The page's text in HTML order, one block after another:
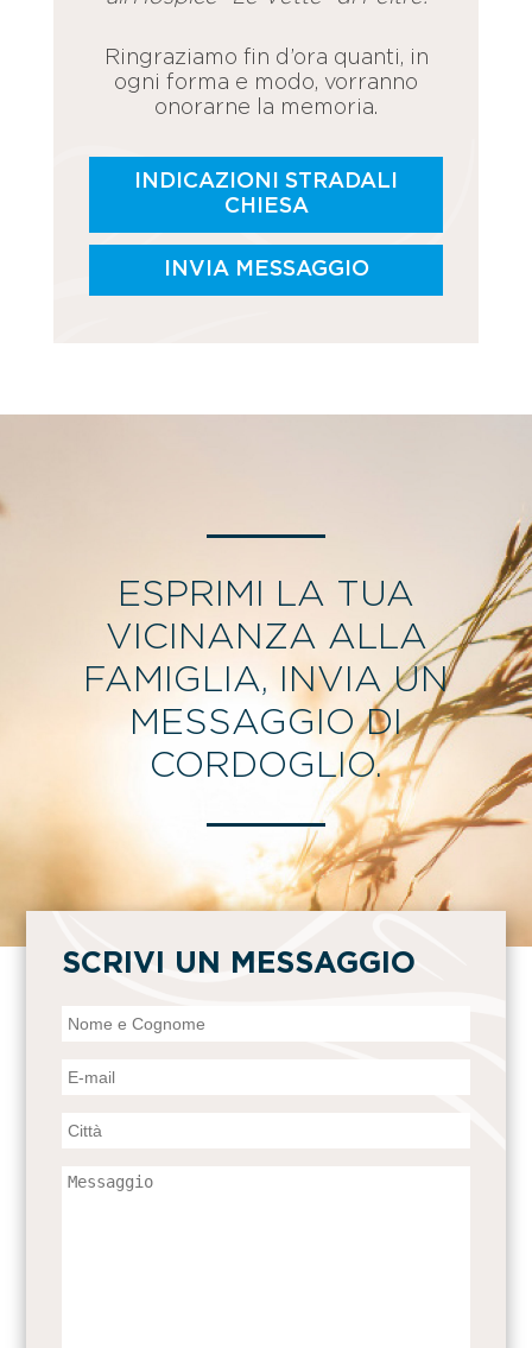
Ringraziamo fin d’ora quanti, in
ogni forma e modo, vorranno
onorarne la memoria.
INDICAZIONI STRADALI
CHIESA
INVIA MESSAGGIO
ESPRIMI LA TUA
VICINANZA ALLA
FAMIGLIA, INVIA UN
MESSAGGIO DI
CORDOGLIO.
SCRIVI UN MESSAGGIO